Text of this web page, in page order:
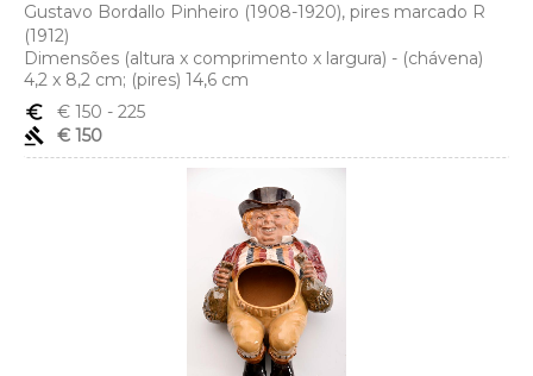
Gustavo Bordallo Pinheiro (1908-1920), pires marcado R
(1912)
Dimensões (altura x comprimento x largura) - (chávena)
4,2 x 8,2 cm; (pires) 14,6 cm
euro_symbol
€ 150 - 225
gavel
€ 150